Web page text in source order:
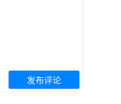
发布评论